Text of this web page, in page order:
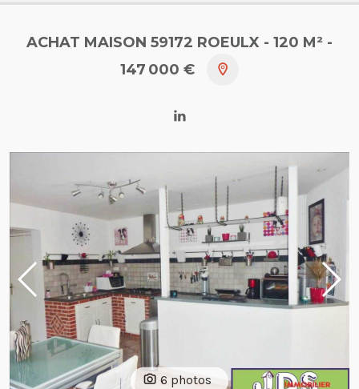
ACHAT MAISON 59172 ROEULX - 120 M² -
147 000 €
6 photos